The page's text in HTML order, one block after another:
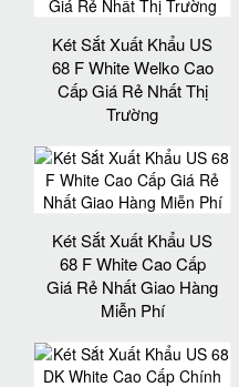
Két Sắt Xuất Khẩu US
68 F White Welko Cao
Cấp Giá Rẻ Nhất Thị
Trường
Két Sắt Xuất Khẩu US
68 F White Cao Cấp
Giá Rẻ Nhất Giao Hàng
Miễn Phí